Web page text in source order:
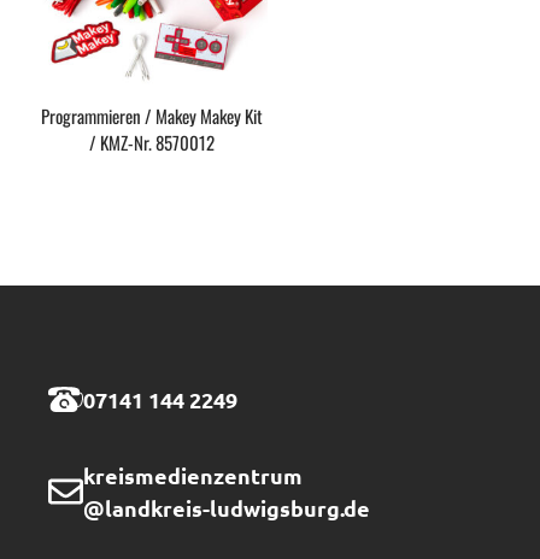
Programmieren / Makey Makey Kit
/ KMZ-Nr. 8570012
07141 144 2249
kreismedienzentrum
@landkreis-ludwigsburg.de